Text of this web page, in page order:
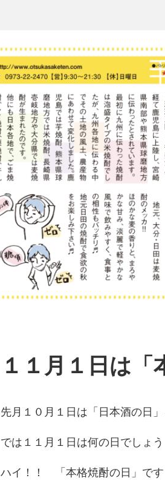
１１月１日は「
先月１０月１日は「日本酒の日
では１１月１日は何の日でしょう
ハイ！！ 「本格焼酎の日」です